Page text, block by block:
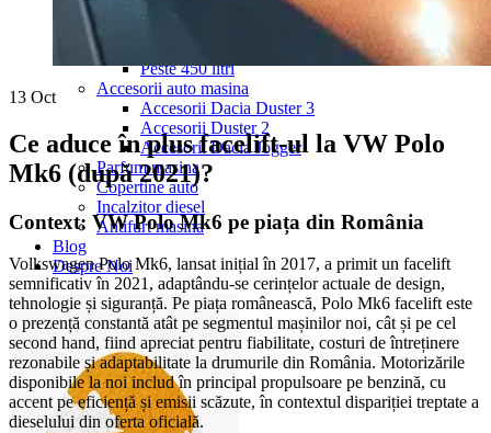
Peste 450 litri
Accesorii auto masina
Accesorii Dacia Duster 3
Accesorii Duster 2
Accesorii Dacia Jogger
Parfum masina
Copertine auto
Incalzitor diesel
Antifurt masina
Blog
Despre Noi
13 Oct
Ce aduce în plus facelift-ul la VW Polo
Mk6 (după 2021)?
Context: VW Polo Mk6 pe piața din România
Volkswagen Polo Mk6, lansat inițial în 2017, a primit un facelift
semnificativ în 2021, adaptându-se cerințelor actuale de design,
tehnologie și siguranță. Pe piața românească, Polo Mk6 facelift este
o prezență constantă atât pe segmentul mașinilor noi, cât și pe cel
second hand, fiind apreciat pentru fiabilitate, costuri de întreținere
rezonabile și adaptabilitate la drumurile din România. Motorizările
disponibile la noi includ în principal propulsoare pe benzină, cu
accent pe eficiență și emisii scăzute, în contextul dispariției treptate a
dieselului din oferta oficială.